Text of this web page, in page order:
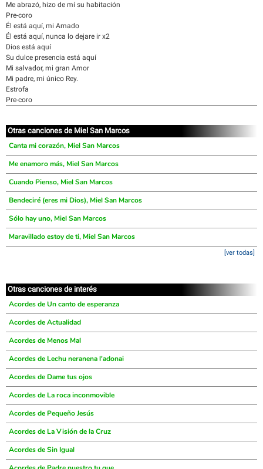
Me abrazó, hizo de mí su habitación
Pre-coro
Él está aquí, mi Amado
Él está aquí, nunca lo dejare ir x2
Dios está aquí
Su dulce presencia está aquí
Mi salvador, mi gran Amor
Mi padre, mi único Rey.
Estrofa
Pre-coro
Otras canciones de Miel San Marcos
Canta mi corazón, Miel San Marcos
Me enamoro más, Miel San Marcos
Cuando Pienso, Miel San Marcos
Bendeciré (eres mi Dios), Miel San Marcos
Sólo hay uno, Miel San Marcos
Maravillado estoy de ti, Miel San Marcos
[ver todas]
Otras canciones de interés
Acordes de Un canto de esperanza
Acordes de Actualidad
Acordes de Menos Mal
Acordes de Lechu neranena l'adonai
Acordes de Dame tus ojos
Acordes de La roca inconmovible
Acordes de Pequeño Jesús
Acordes de La Visión de la Cruz
Acordes de Sin Igual